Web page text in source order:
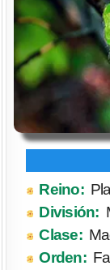
Reino:
División:
Clase:
Orden: